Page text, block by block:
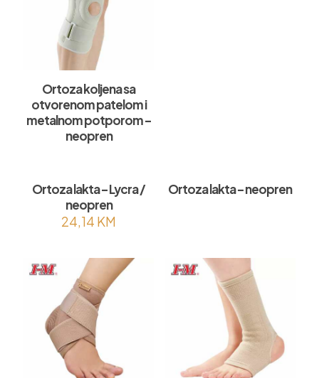
Ortoza koljena sa
otvorenom patelom i
metalnom potporom –
neopren
Ortoza lakta – Lycra /
neopren
24,14 KM
Ortoza lakta – neopren